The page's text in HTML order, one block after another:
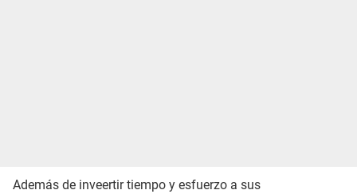
Además de inveertir tiempo y esfuerzo a sus